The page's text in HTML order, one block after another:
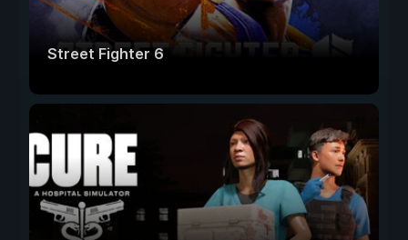
Street Fighter 6